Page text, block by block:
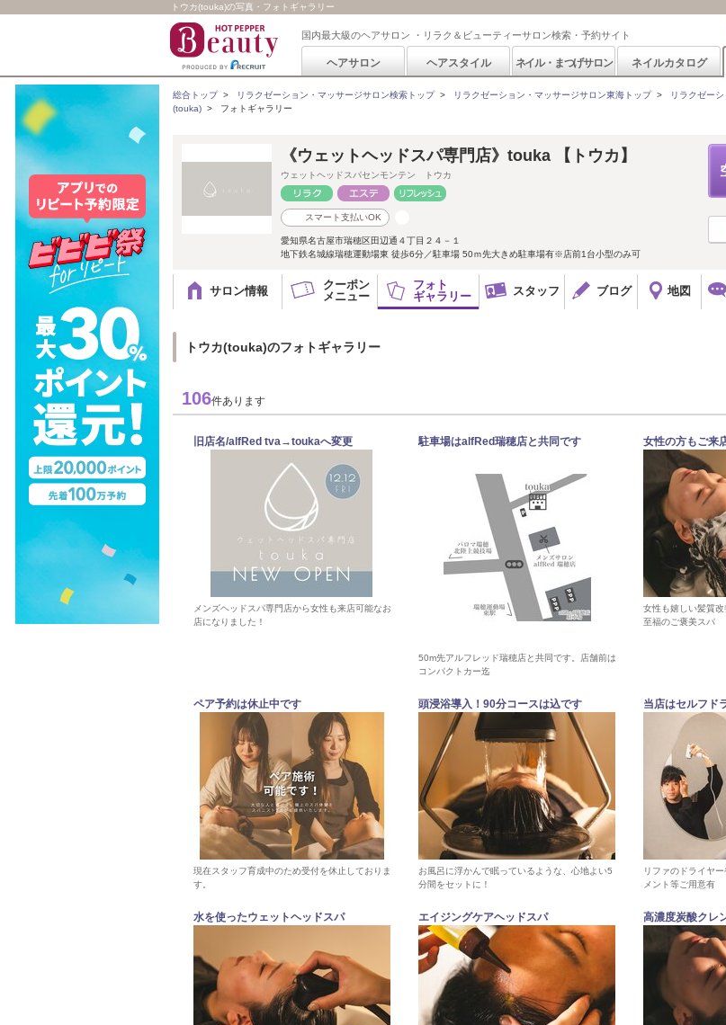
トウカ(touka)の写真・フォトギャラリー
国内最大級のヘアサロン ・リラク＆ビューティーサロン検索・予約サイト
ヘアサロン ヘアスタイル ネイル・まつげサロン ネイルカタログ
総合トップ> リラクゼーション・マッサージサロン検索トップ> リラクゼーション・マッサージサロン東海トップ> リラクゼー
(touka) > フォトギャラリー
《ウェットヘッドスパ専門店》touka 【トウカ】
ウェットヘッドスパセンモンテン トウカ
スマート支払いOK
愛知県名古屋市瑞穂区田辺通４丁目２４－１
地下鉄名城線瑞穂運動場東 徒歩6分／駐車場 50ｍ先大きめ駐車場有※店前1台小型のみ可
サロン情報
クーポン
メニュー
フォト
ギャラリー
スタッフ ブログ 地図
トウカ(touka)のフォトギャラリー
106件あります
旧店名/alfRed tva→toukaへ変更
メンズヘッドスパ専門店から女性も来店可能なお
店になりました！
駐車場はalfRed瑞穂店と共同です
50m先アルフレッド瑞穂店と共同です。店舗前は
コンパクトカー迄
女性の方もご来
女性も嬉しい髪質
至福のご褒美スパ
ペア予約は休止中です
現在スタッフ育成中のため受付を休止しておりま
す。
頭浸浴導入！90分コースは込です
お風呂に浮かんで眠っているような、心地よい5
分間をセットに！
当店はセルフド
リファのドライヤ
メント等ご用意有
水を使ったウェットヘッドスパ エイジングケアヘッドスパ 高濃度炭酸クレ